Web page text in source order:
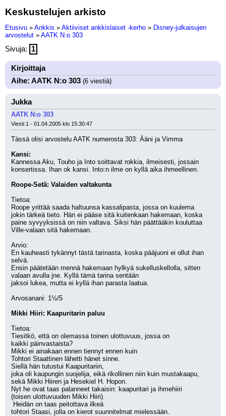
Keskustelujen arkisto
Etusivu » Ankkis » Aktiiviset ankkislaiset -kerho » Disney-julkaisujen
arvostelut » AATK N:o 303
Sivuja: 1
Kirjoittaja
Aihe: AATK N:o 303 (6 viestiä)
Jukka
AATK N:o 303
Viesti 1 - 01.04.2005 klo 15:30:47
Tässä olisi arvostelu AATK numerosta 303: Ääni ja Vimma
Kansi:
Kannessa Aku, Touho ja Into soittavat rokkia, ilmeisesti, jossain
konsertissa. Ihan ok kansi. Into:n ilme on kyllä aika ihmeellinen.
Roope-Setä: Valaiden valtakunta
Tietoa:
Roope yrittää saada haltuunsa kassalipasta, jossa on kuulema
jokin tärkeä tieto. Hän ei pääse sitä kuitenkaan hakemaan, koska
paine syvyyksissä on niin valtava. Siksi hän päättääkin kouluttaa
Ville-valaan sitä hakemaan.
Arvio:
En kauheasti tykännyt tästä tarinasta, koska pääjuoni ei ollut ihan
selvä.
Ensin päätetään mennä hakemaan hylkyä sukelluskellolla, sitten
valaan avulla jne. Kyllä tämä tarina sentään
jaksoi lukea, mutta ei kyllä ihan parasta laatua.
Arvosanani: 1½/5
Mikki Hiiri: Kaapuritarin paluu
Tietoa:
Tiesitkö, että on olemassa toinen ulottuvuus, jossa on
kaikki päinvastaista?
Mikki ei ainakaan ennen tiennyt ennen kuin
Tohtori Staattinen lähetti hänet sinne.
Siellä hän tutustui Kaapuritariin,
joka oli kaupungin suojelija, eikä rikollinen niin kuin mustakaapu,
sekä Mikki Hiiren ja Hesekiel H. Hopon.
Nyt he ovat taas palanneet takaisin: kaapuritari ja ihmehiiri
(toisen ulottuvuuden Mikki Hiiri).
Heidän on taas peitottava ilkeä
tohtori Staasi, jolla on kierot suunnitelmat mielessään.